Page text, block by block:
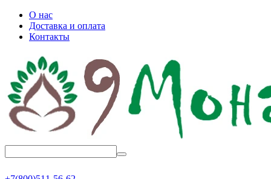
О нас
Доставка и оплата
Контакты